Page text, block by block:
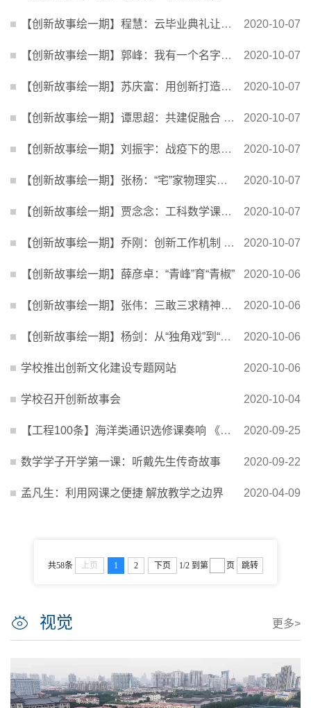
【创新故事绘一期】程慧：云毕业典礼让青春不留白，感恩教育上好最后一课 2020-10-07
【创新故事绘一期】郭峰：我有一个名字叫“蛟龙” 2020-10-07
【创新故事绘一期】苏庆富：用创新打造学生体质健康促进工作大格局 2020-10-07
【创新故事绘一期】谭思超：共建促融合 融合促发展 2020-10-07
【创新故事绘一期】刘振宇：战疫下的思政课在线教育教学 2020-10-07
【创新故事绘一期】张杨：“宅”家物理实验 解锁学生新技能 2020-10-07
【创新故事绘一期】贾念念：工科数学课程思政的“三重味道” 2020-10-07
【创新故事绘一期】乔刚：创新工作机制 聚英才而育之 2020-10-07
【创新故事绘一期】薛彦卓：“青峰”育“青椒” 2020-10-06
【创新故事绘一期】张伟：三敢三求精神促成从“0”到“1” 2020-10-06
【创新故事绘一期】杨剑：从“独角戏”到“集体舞” 2020-10-06
学校推出创新文化建设专题网站 2020-10-06
学校召开创新故事会 2020-10-04
【工程100条】海洋类通识选修课奏响 《海洋中国》 2020-09-25
数学学子开学第一课：听戴先生传奇故事 2020-09-22
孟凡生：利用网课之便捷 解放教学之边界 2020-04-09
共58条 上页 1 2 下页 1/2 到第 页 跳转
视觉 更多>